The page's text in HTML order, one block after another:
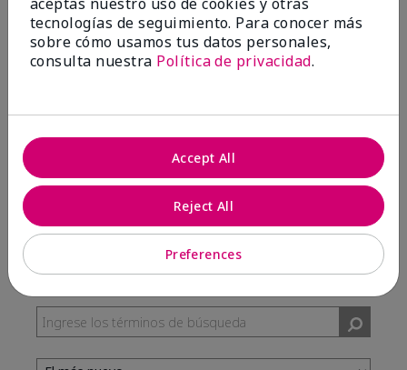
100%
tecnologías de seguimiento. Para conocer más
sobre cómo usamos tus datos personales,
consulta nuestra Política de privacidad.
Preferences
Reject All
Accept All